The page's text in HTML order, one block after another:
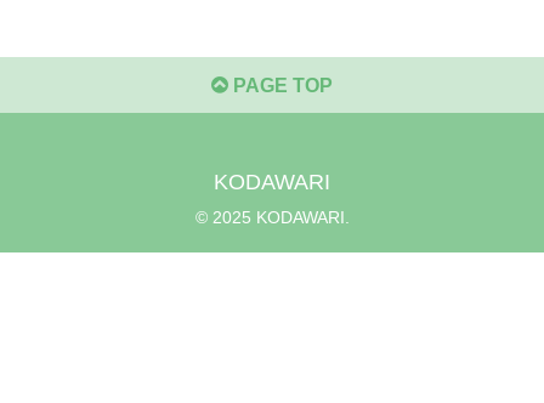
PAGE TOP
KODAWARI
© 2025 KODAWARI.